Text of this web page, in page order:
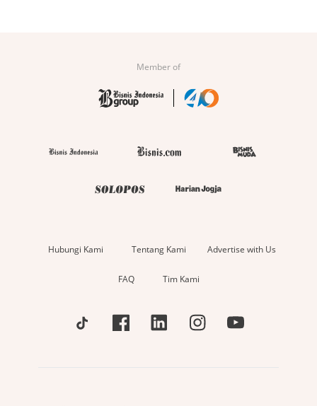
Member of
Hubungi Kami Tentang Kami Advertise with Us
FAQ Tim Kami